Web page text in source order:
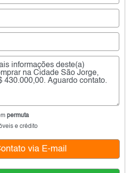
permuta
e crédito
via E-mail